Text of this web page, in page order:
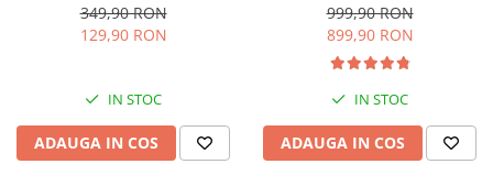
taiere, Negru
349,90 RON
129,90 RON
IN STOC
ADAUGA IN COS
83.2 cm, Negru
999,90 RON
899,90 RON
IN STOC
ADAUGA IN COS